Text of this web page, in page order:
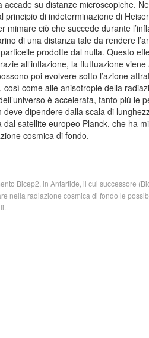
su distanze microscopiche.
di indeterminazione di
ciò che succede durante
di una distanza tale da rendere
prodotte dal nulla. Questo
all’inflazione, la fluttuazione
poi evolvere sotto l’azione
come alle anisotropie della
è accelerata, tanto più le
dipendere dalla scala di
satellite europeo Planck, che ha
cosmica di fondo.
Bicep2, in Antartide, il cui successore
nella radiazione cosmica di fondo le